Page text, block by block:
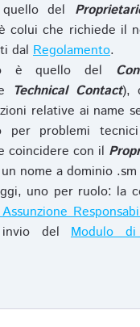
del
colui che richiede il
dal Regolamento.
è quello del
Technical Contact),
relative ai name
per problemi
coincidere con il
nome a dominio
uno per ruolo: la
invio del Modulo di